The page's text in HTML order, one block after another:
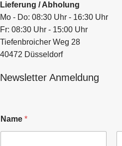
Lieferung / Abholung
Mo - Do: 08:30 Uhr - 16:30 Uhr
Fr: 08:30 Uhr - 15:00 Uhr
Tiefenbroicher Weg 28
40472 Düsseldorf
Newsletter Anmeldung
Name *